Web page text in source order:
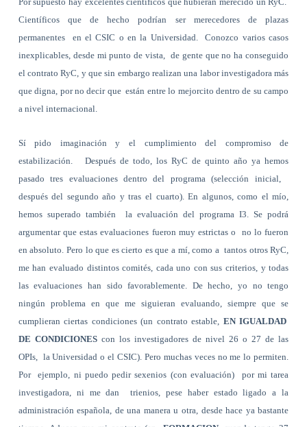
Científicos que de hecho podrían ser merecedores de plazas
permanentes en el CSIC o en la Universidad. Conozco varios casos
inexplicables, desde mi punto de vista, de gente que no ha conseguido
el contrato RyC, y que sin embargo realizan una labor investigadora más
que digna, por no decir que están entre lo mejorcito dentro de su campo
a nivel internacional.
Sí pido imaginación y el cumplimiento del compromiso de
estabilización. Después de todo, los RyC de quinto año ya hemos
pasado tres evaluaciones dentro del programa (selección inicial,
después del segundo año y tras el cuarto). En algunos, como el mío,
hemos superado también la evaluación del programa I3. Se podrá
argumentar que estas evaluaciones fueron muy estrictas o no lo fueron
en absoluto. Pero lo que es cierto es que a mí, como a tantos otros RyC,
me han evaluado distintos comités, cada uno con sus criterios, y todas
las evaluaciones han sido favorablemente. De hecho, yo no tengo
ningún problema en que me siguieran evaluando, siempre que se
cumplieran ciertas condiciones (un contrato estable, EN IGUALDAD
DE CONDICIONEScon los investigadores de nivel 26 o 27 de las
OPIs, la Universidad o el CSIC). Pero muchas veces no me lo permiten.
Por ejemplo, ni puedo pedir sexenios (con evaluación) por mi tarea
investigadora, ni me dan trienios, pese haber estado ligado a la
administración española, de una manera u otra, desde hace ya bastante